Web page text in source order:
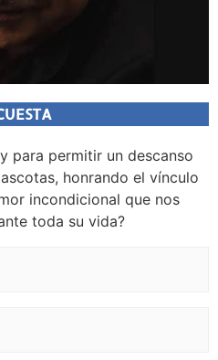
para permitir un descanso
honrando el vínculo
incondicional que nos
toda su vida?